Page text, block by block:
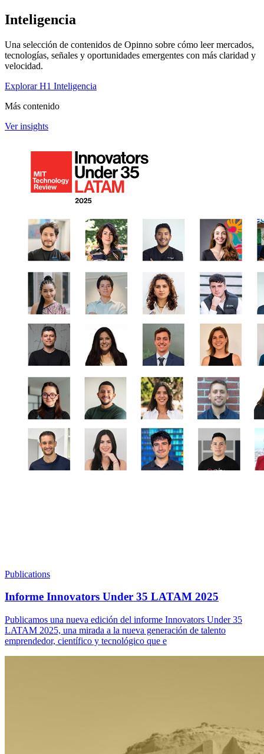
Inteligencia
Una selección de contenidos de Opinno sobre cómo leer mercados,
tecnologías, señales y oportunidades emergentes con más claridad y
velocidad.
Explorar H1 Inteligencia
Más contenido
Ver insights
Publications
Informe Innovators Under 35 LATAM 2025
Publicamos una nueva edición del informe Innovators Under 35
LATAM 2025, una mirada a la nueva generación de talento
emprendedor, científico y tecnológico que e